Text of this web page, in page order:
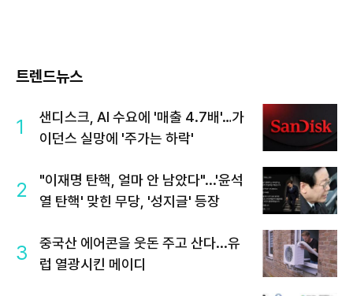
트렌드뉴스
1
샌디스크, AI 수요에 '매출 4.7배'…가
이던스 실망에 '주가는 하락'
2
"이재명 탄핵, 얼마 안 남았다"...'윤석
열 탄핵' 맞힌 무당, '성지글' 등장
3
중국산 에어콘을 웃돈 주고 산다...유
럽 열광시킨 메이디